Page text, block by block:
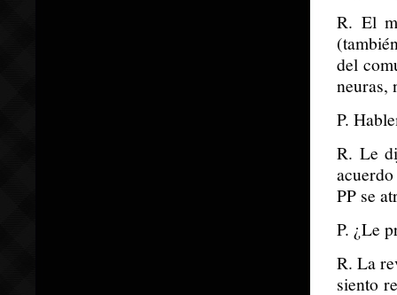
R. El
del
neuras,
P.
R. Le
PP se
P. ¿Le
R. La
siento